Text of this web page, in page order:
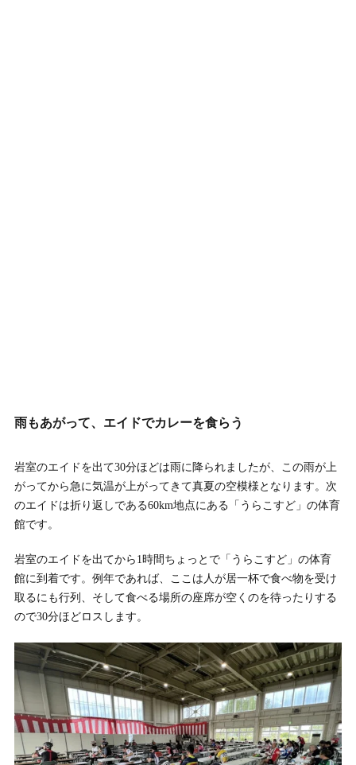
雨もあがって、エイドでカレーを食らう
岩室のエイドを出て30分ほどは雨に降られましたが、この雨が上
がってから急に気温が上がってきて真夏の空模様となります。次
のエイドは折り返しである60km地点にある「うらこすど」の体育
館です。
岩室のエイドを出てから1時間ちょっとで「うらこすど」の体育
館に到着です。例年であれば、ここは人が居一杯で食べ物を受け
取るにも行列、そして食べる場所の座席が空くのを待ったりする
ので30分ほどロスします。